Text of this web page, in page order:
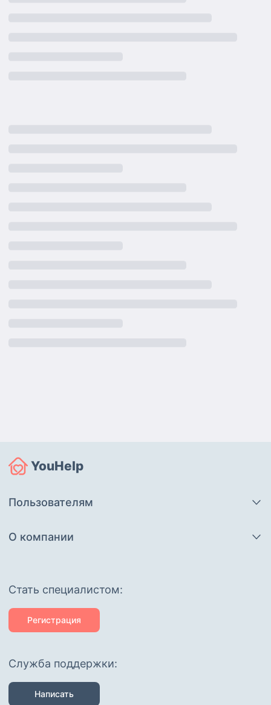
YouHelp
Пользователям
О компании
Cтать специалистом:
Регистрация
Служба поддержки:
Написать